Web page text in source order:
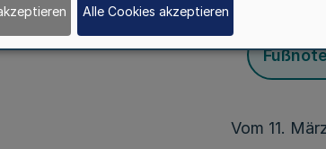
Vom 11.
Alle Cookies akzeptieren